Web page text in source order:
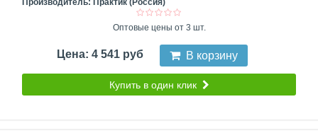
Производитель: Практик (Россия)
Оптовые цены от 3 шт.
Цена: 4 541 руб В корзину
Купить в один клик